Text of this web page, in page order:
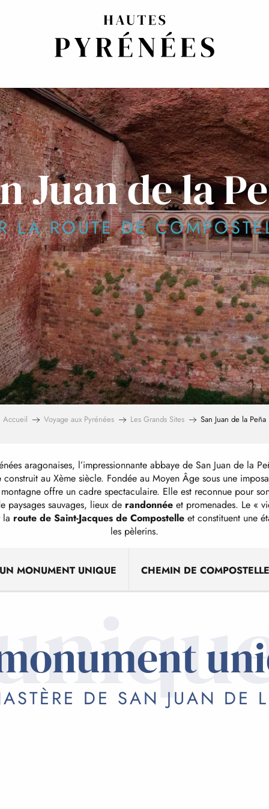
Juan de la
LA ROUTE DE
Accueil Voyage aux Pyrénées Les Grands Sites San Juan de la Peña
aragonaises, l’impressionnante abbaye de San Juan de la
construit au Xème siècle. Fondée au Moyen Âge sous une
offre un cadre spectaculaire. Elle est reconnue pour
paysages sauvages, lieux de randonnée et promenades. Le «
la route de Saint-Jacques de Compostelle et constituent une
les pèlerins.
UN MONUMENT UNIQUE CHEMIN DE COMPOSTELLE
DE SAN JUAN DE